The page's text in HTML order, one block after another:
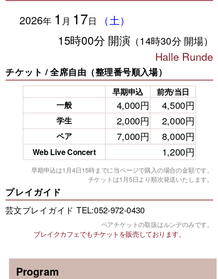
2026年 1 月 17日 （土）
15時00分 開演 （14時30分 開場）
Halle Runde
チケット / 全席自由（整理番号順入場）
早期申込
前売/当日
一般
4,000円 4,500円
学生 2,000円 2,000円
ペア 7,000円 8,000円
Web Live Concert 1,200円
早期申込は1月4日15時までに当ページで購入の場合の金額です。
チケットは1月5日より順次発送いたします。
プレイガイド
芸文プレイガイド TEL:052-972-0430
ペアチケットの取扱はルンデのみです。
ブレイクカフェでもチケットを販売しております。
Program